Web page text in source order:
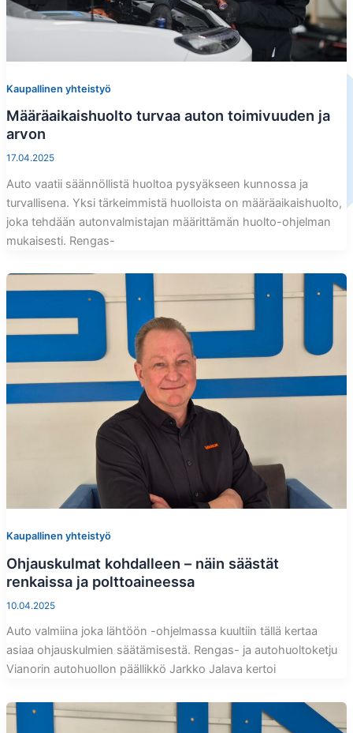
Kaupallinen yhteistyö
Määräaikaishuolto turvaa auton toimivuuden ja
arvon
17.04.2025
Auto vaatii säännöllistä huoltoa pysyäkseen kunnossa ja
turvallisena. Yksi tärkeimmistä huolloista on määräaikaishuolto,
joka tehdään autonvalmistajan määrittämän huolto-ohjelman
mukaisesti. Rengas-
Kaupallinen yhteistyö
Ohjauskulmat kohdalleen – näin säästät
renkaissa ja polttoaineessa
10.04.2025
Auto valmiina joka lähtöön -ohjelmassa kuultiin tällä kertaa
asiaa ohjauskulmien säätämisestä. Rengas- ja autohuoltoketju
Vianorin autohuollon päällikkö Jarkko Jalava kertoi